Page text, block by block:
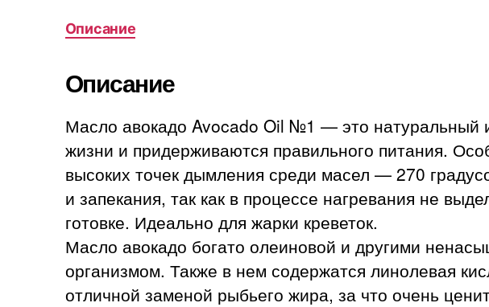
Описание
Описание
Масло авокадо Avocado Oil №1 — это натуральный
жизни и придерживаются правильного питания.
высоких точек дымления среди масел — 270
и запекания, так как в процессе нагревания не
готовке. Идеально для жарки креветок.
Масло авокадо богато олеиновой и другими
организмом. Также в нем содержатся линолевая
отличной заменой рыбьего жира, за что очень